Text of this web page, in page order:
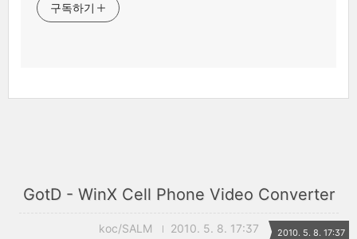
구독하기
GotD - WinX Cell Phone Video Converter
koc/SALM 2010. 5. 8. 17:37 2010. 5. 8. 17:37